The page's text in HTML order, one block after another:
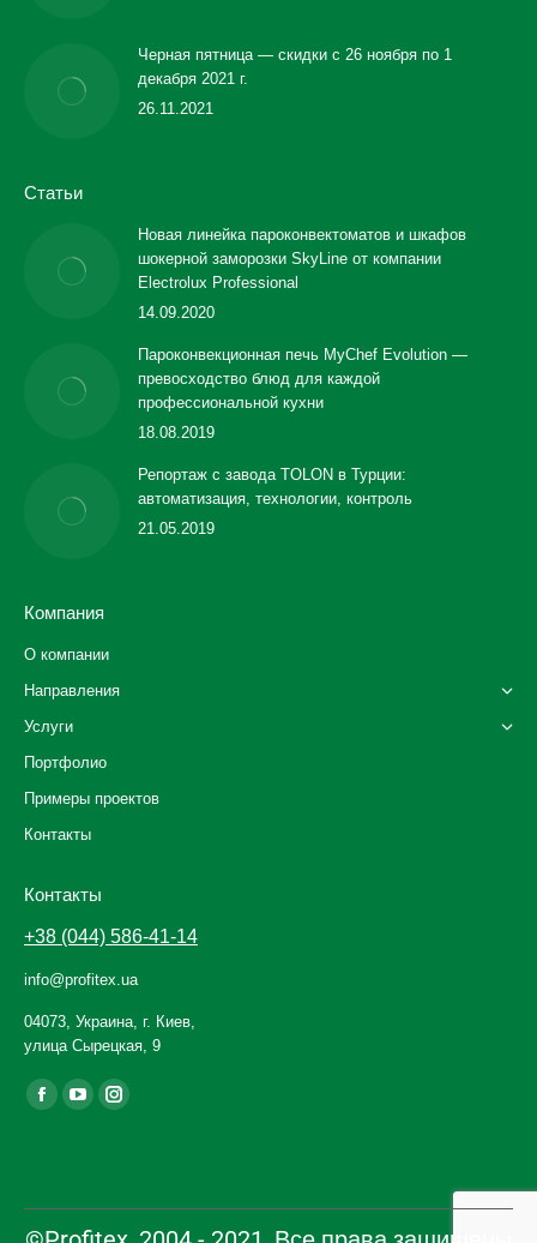
Черная пятница — скидки с 26 ноября по 1
декабря 2021 г.
26.11.2021
Статьи
Новая линейка пароконвектоматов и шкафов
шокерной заморозки SkyLine от компании
Electrolux Professional
14.09.2020
Пароконвекционная печь MyChef Evolution —
превосходство блюд для каждой
профессиональной кухни
18.08.2019
Репортаж с завода TOLON в Турции:
автоматизация, технологии, контроль
21.05.2019
Компания
О компании
Направления
Услуги
Портфолио
Примеры проектов
Контакты
Контакты
+38 (044) 586-41-14
info@profitex.ua
04073, Украина, г. Киев,
улица Сырецкая, 9
Ищите нас:
Facebook
new
YouTube
new
Instagram
new